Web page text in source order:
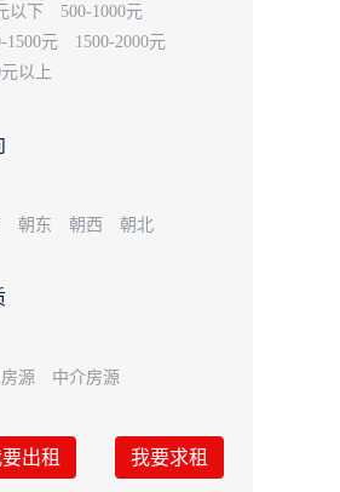
以下
500-1000元
1500元
1500-2000元
元以上
朝东 朝西 朝北
源 中介房源
出租 我要求租